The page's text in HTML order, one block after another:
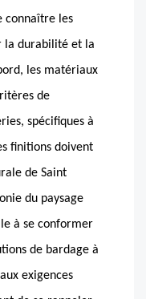
connaître les
la durabilité et la
les matériaux
de
spécifiques à
finitions doivent
de Saint
du paysage
à se conformer
de bardage à
exigences